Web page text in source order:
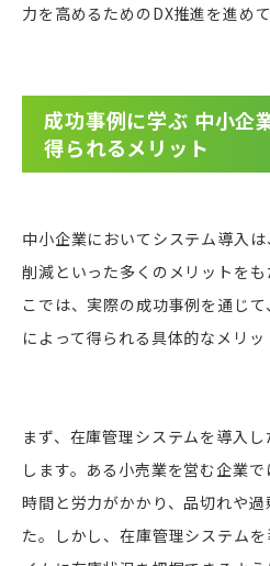
力を高めるためのDX推進を進め
成功事例に学ぶ 中小企
得られるメリット
中小企業においてシステム導入
削減といった多くのメリットを
こでは、実際の成功事例を通じ
によって得られる具体的なメリッ
まず、在庫管理システムを導入
します。ある小売業を営む企業
時間と労力がかかり、品切れや
た。しかし、在庫管理システム